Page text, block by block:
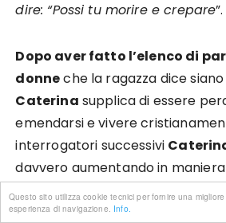
Questo sito utilizza cookie tecnici per fornire una migliore
esperienza di navigazione. Info.
dire: “Possi tu morire e crepare”.
Dopo aver fatto l’elenco di
donneche la ragazza dice
Caterina supplica di essere
emendarsi e vivere
interrogatori successivi
davvero aumentando in
numero delle donne che
quello dei bambini uccisi che a